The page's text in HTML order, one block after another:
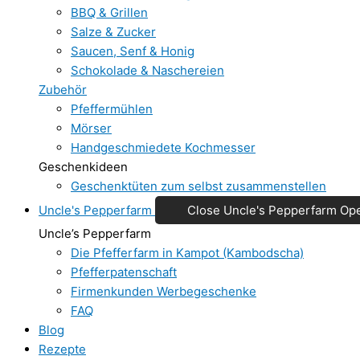
BBQ & Grillen
Salze & Zucker
Saucen, Senf & Honig
Schokolade & Naschereien
Zubehör
Pfeffermühlen
Mörser
Handgeschmiedete Kochmesser
Geschenkideen
Geschenktüten zum selbst zusammenstellen
Uncle's Pepperfarm
Close Uncle's Pepperfarm
Uncle’s Pepperfarm
Die Pfefferfarm in Kampot (Kambodscha)
Pfefferpatenschaft
Firmenkunden Werbegeschenke
FAQ
Blog
Rezepte